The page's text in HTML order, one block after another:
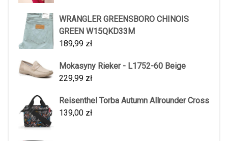
WRANGLER GREENSBORO CHINOIS
GREEN W15QKD33M
189,99 zł
Mokasyny Rieker - L1752-60 Beige
229,99 zł
Reisenthel Torba Autumn Allrounder Cross
139,00 zł